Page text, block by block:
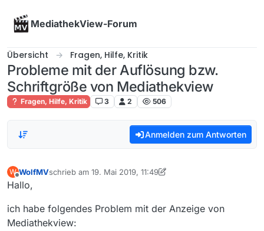
MediathekView-Forum
Übersicht Fragen, Hilfe, Kritik
Probleme mit der Auflösung bzw.
Schriftgröße von Mediathekview
Fragen, Hilfe, Kritik 3 2 506
Anmelden zum Antworten
W
Offline
WolfMVschrieb am 19. Mai 2019, 11:49
zuletzt editiert von WolfMV
Hallo,
ich habe folgendes Problem mit der Anzeige von
Mediathekview: